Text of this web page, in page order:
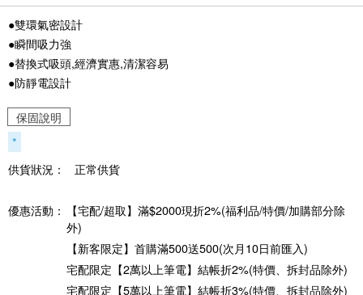
●雙環氣密設計
●瞬間吸力強
●替換式吸頭,經濟實惠,清潔容易
●防靜電設計
保固說明
*
供貨狀況：
正常供貨
優惠活動：
【宅配/超取】滿$2000現折2%(福利品/特價/加購部分除
外)
【新客限定】首購滿500送500(次月10日前匯入)
宅配限定【2萬以上筆電】結帳折2%(特價、拆封品除外)
宅配限定【5萬以上筆電】結帳折3%(特價、拆封品除外)